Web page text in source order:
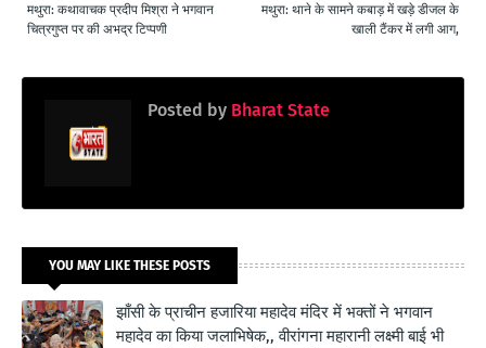
मथुरा: थाने के सामने कबाड़ में खड़े डीजल के
खाली टैंकर में लगी आग,
मथुरा: कथावाचक प्रदीप मिश्रा ने भगवान
चित्रगुप्त पर की अभद्र टिप्पणी
Posted by Bharat State
YOU MAY LIKE THESE POSTS
झाँसी के प्राचीन हजारिया महादेव मंदिर में भक्तों ने भगवान
महादेव का किया जलाभिषेक,, वीरांगना महारानी लक्ष्मी बाई भी